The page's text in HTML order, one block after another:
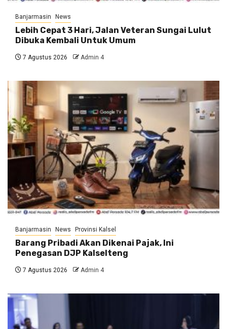
Banjarmasin News
Lebih Cepat 3 Hari, Jalan Veteran Sungai Lulut
Dibuka Kembali Untuk Umum
7 Agustus 2026 Admin 4
Banjarmasin News Provinsi Kalsel
Barang Pribadi Akan Dikenai Pajak, Ini
Penegasan DJP Kalselteng
7 Agustus 2026 Admin 4